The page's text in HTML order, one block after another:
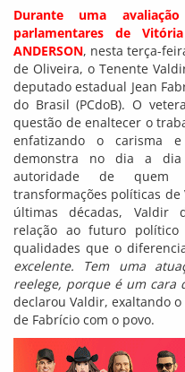
Durante uma
parlamentares de
ANDERSON, nesta terça-
de Oliveira, o Tenente
deputado estadual Jean
do Brasil (PCdoB). O
questão de enaltecer o
enfatizando o carisma
demonstra no dia a
autoridade de quem
transformações políticas
últimas décadas, Valdir
relação ao futuro
qualidades que o
excelente. Tem uma
reelege, porque é um cara
declarou Valdir, exaltando
de Fabrício com o povo.